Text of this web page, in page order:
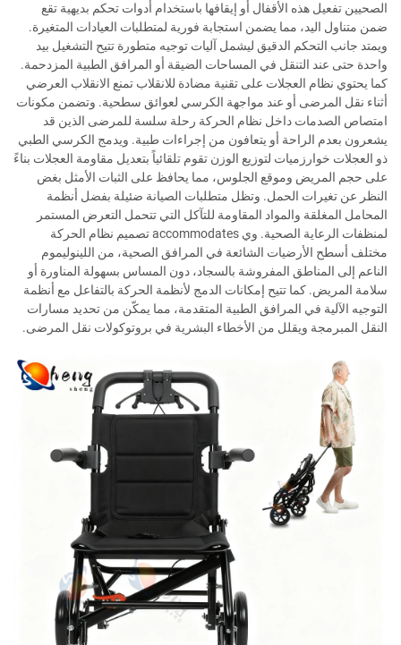
الصحيين تفعيل هذه الأقفال أو إيقافها باستخدام أدوات تحكم بديهية تقع
ضمن متناول اليد، مما يضمن استجابة فورية لمتطلبات العيادات المتغيرة.
ويمتد جانب التحكم الدقيق ليشمل آليات توجيه متطورة تتيح التشغيل بيد
واحدة حتى عند التنقل في المساحات الضيقة أو المرافق الطبية المزدحمة.
كما يحتوي نظام العجلات على تقنية مضادة للانقلاب تمنع الانقلاب العرضي
أثناء نقل المرضى أو عند مواجهة الكرسي لعوائق سطحية. وتضمن مكونات
امتصاص الصدمات داخل نظام الحركة رحلة سلسة للمرضى الذين قد
يشعرون بعدم الراحة أو يتعافون من إجراءات طبية. ويدمج الكرسي الطبي
ذو العجلات خوارزميات لتوزيع الوزن تقوم تلقائياً بتعديل مقاومة العجلات بناءً
على حجم المريض وموقع الجلوس، مما يحافظ على الثبات الأمثل بغض
النظر عن تغيرات الحمل. وتظل متطلبات الصيانة ضئيلة بفضل أنظمة
المحامل المغلقة والمواد المقاومة للتآكل التي تتحمل التعرض المستمر
لمنظفات الرعاية الصحية. وي accommodates تصميم نظام الحركة
مختلف أسطح الأرضيات الشائعة في المرافق الصحية، من اللينوليموم
الناعم إلى المناطق المفروشة بالسجاد، دون المساس بسهولة المناورة أو
سلامة المريض. كما تتيح إمكانات الدمج لأنظمة الحركة بالتفاعل مع أنظمة
التوجيه الآلية في المرافق الطبية المتقدمة، مما يمكّن من تحديد مسارات
النقل المبرمجة ويقلل من الأخطاء البشرية في بروتوكولات نقل المرضى.